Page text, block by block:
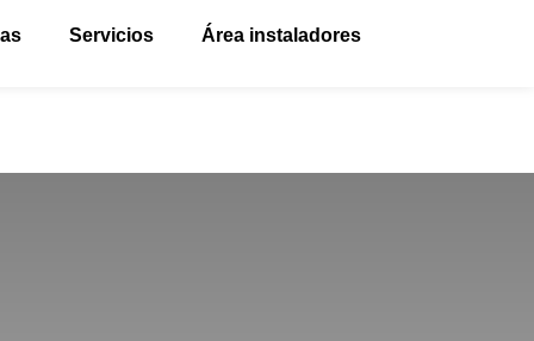
Servicios Área instaladores